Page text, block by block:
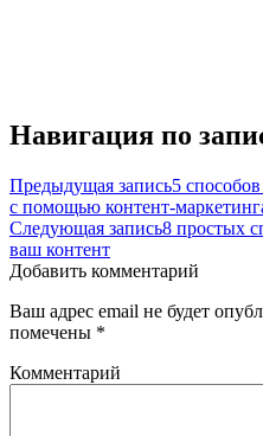
Навигация по
Предыдущая запись5
с помощью контент-
Следующая запись8 простых
ваш контент
Добавить комментарий
Ваш адрес email не будет
помечены *
Комментарий